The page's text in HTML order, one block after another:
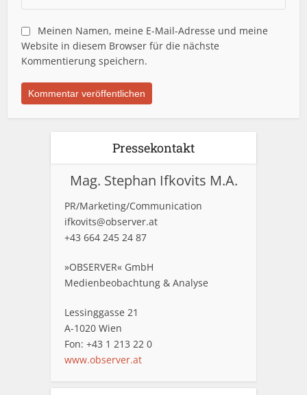
Meinen Namen, meine E-Mail-Adresse und meine
Website in diesem Browser für die nächste
Kommentierung speichern.
Pressekontakt
Mag. Stephan Ifkovits M.A.
PR/Marketing/Communication
ifkovits@observer.at
+43 664 245 24 87
»OBSERVER« GmbH
Medienbeobachtung & Analyse
Lessinggasse 21
A-1020 Wien
Fon: +43 1 213 22 0
www.observer.at